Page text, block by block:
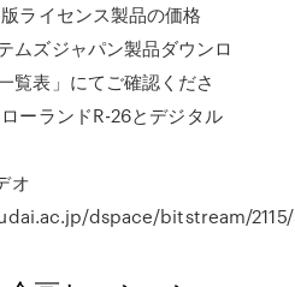
ライセンス製品の価格
ムズジャパン製品ダウンロ
覧表」にてご確認くださ
ーランドR-26とデジタル
オ
dspace/bitstream/2115/